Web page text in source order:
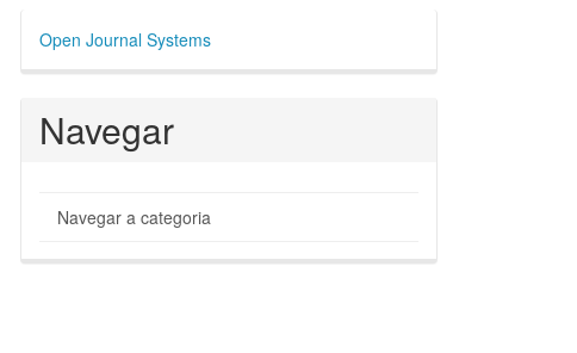
Desenvolvido
por
Open Journal Systems
Navegar
Navegar a categoria